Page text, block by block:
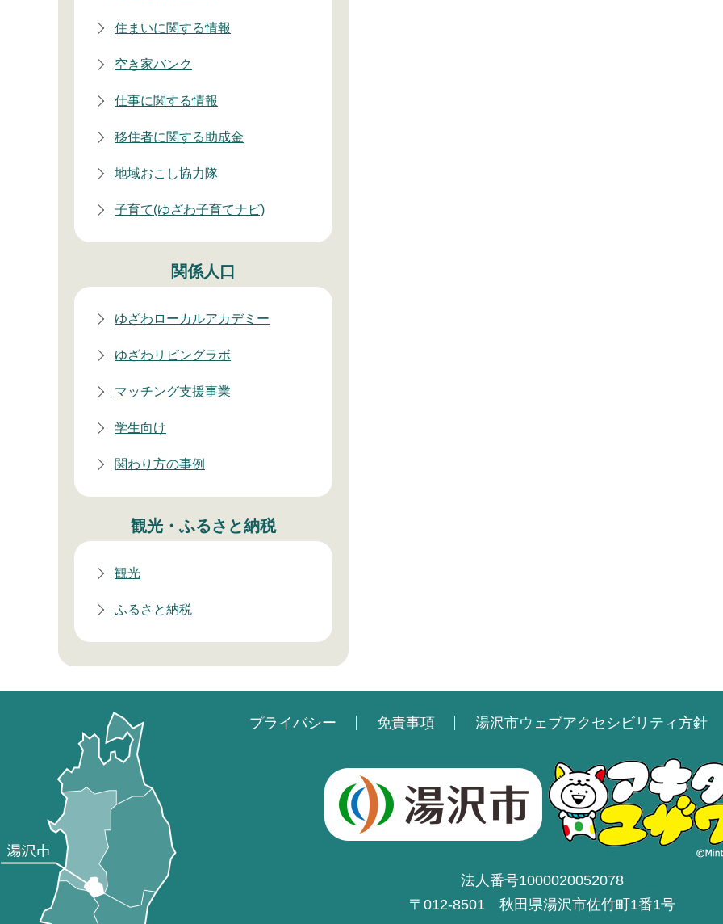
住まいに関する情報
空き家バンク
仕事に関する情報
移住者に関する助成金
地域おこし協力隊
子育て(ゆざわ子育てナビ)
関係人口
ゆざわローカルアカデミー
ゆざわリビングラボ
マッチング支援事業
学生向け
関わり方の事例
観光・ふるさと納税
観光
ふるさと納税
プライバシー 免責事項 湯沢市ウェブアクセシビリティ方針
法人番号1000020052078
〒012-8501 秋田県湯沢市佐竹町1番1号